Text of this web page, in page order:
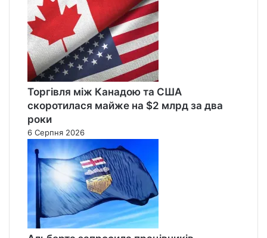
Торгівля між Канадою та США
скоротилася майже на $2 млрд за два
роки
6 Серпня 2026